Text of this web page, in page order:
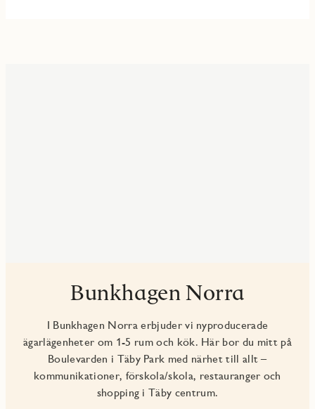
Bunkhagen Norra
I Bunkhagen Norra erbjuder vi nyproducerade
ägarlägenheter om 1-5 rum och kök. Här bor du mitt på
Boulevarden i Täby Park med närhet till allt –
kommunikationer, förskola/skola, restauranger och
shopping i Täby centrum.